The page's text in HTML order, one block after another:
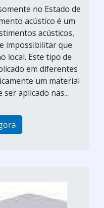
no Estado de
acústico é um
acústicos,
impossibilitar que
local. Este tipo de
em diferentes
um material
aplicado nas...